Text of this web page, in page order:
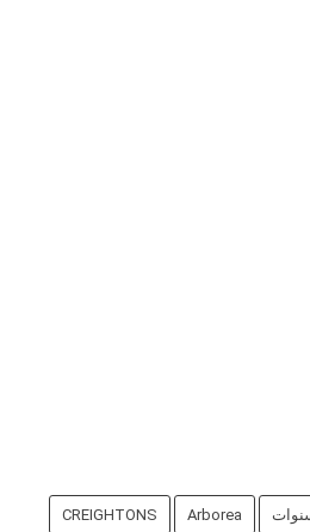
Arborea
CREIGHTONS